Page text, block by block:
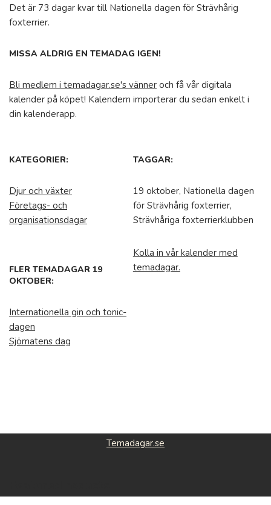
Det är 73 dagar kvar till Nationella dagen för Strävhårig
foxterrier.
MISSA ALDRIG EN TEMADAG IGEN!
Bli medlem i temadagar.se's vänner och få vår digitala
kalender på köpet! Kalendern importerar du sedan enkelt i
din kalenderapp.
KATEGORIER:
Djur och växter
Företags- och
organisationsdagar
TAGGAR:
19 oktober, Nationella dagen
för Strävhårig foxterrier,
Strävhåriga foxterrierklubben
FLER TEMADAGAR 19
OKTOBER:
Internationella gin och tonic-
dagen
Sjömatens dag
Kolla in vår kalender med
temadagar.
Temadagar.se